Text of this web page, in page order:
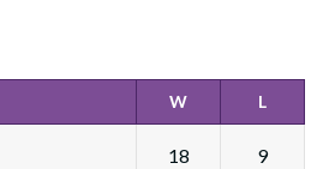
W L
18 9